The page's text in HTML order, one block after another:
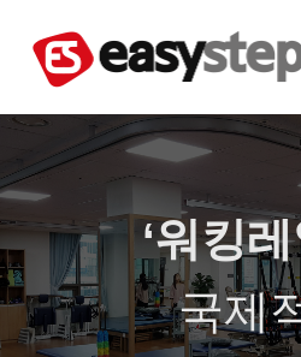
‘워킹레
국제